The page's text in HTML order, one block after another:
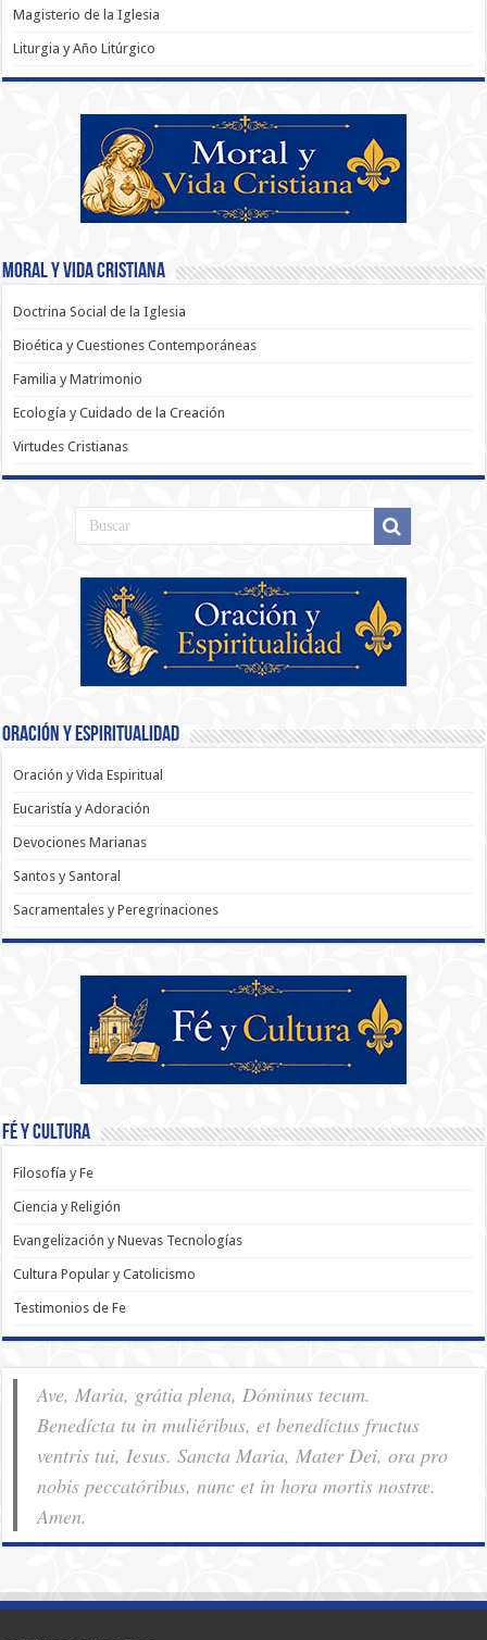
Magisterio de la Iglesia
Liturgia y Año Litúrgico
Moral y Vida Cristiana
Doctrina Social de la Iglesia
Bioética y Cuestiones Contemporáneas
Familia y Matrimonio
Ecología y Cuidado de la Creación
Virtudes Cristianas
Oración y Espiritualidad
Oración y Vida Espiritual
Eucaristía y Adoración
Devociones Marianas
Santos y Santoral
Sacramentales y Peregrinaciones
Fé y Cultura
Filosofía y Fe
Ciencia y Religión
Evangelización y Nuevas Tecnologías
Cultura Popular y Catolicismo
Testimonios de Fe
Ave, Maria, grátia plena, Dóminus tecum.
Benedícta tu in muliéribus, et benedíctus fructus
ventris tui, Iesus. Sancta Maria, Mater Dei, ora pro
nobis pec­ca­tóribus, nunc et in hora mortis nostræ.
Amen.